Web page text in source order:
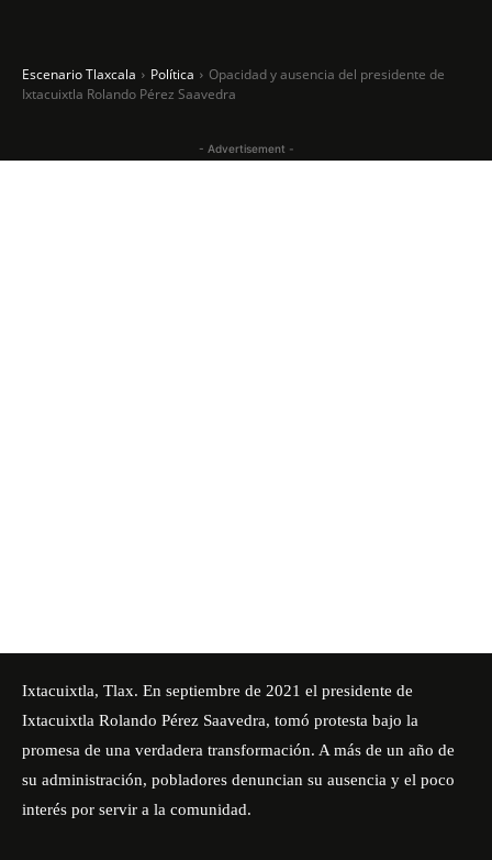
Escenario Tlaxcala Política
Opacidad y ausencia del presidente de
Ixtacuixtla Rolando Pérez Saavedra
- Advertisement -
Ixtacuixtla, Tlax. En septiembre de 2021 el presidente de
Ixtacuixtla Rolando Pérez Saavedra, tomó protesta bajo la
promesa de una verdadera transformación. A más de un año de
su administración, pobladores denuncian su ausencia y el poco
interés por servir a la comunidad.